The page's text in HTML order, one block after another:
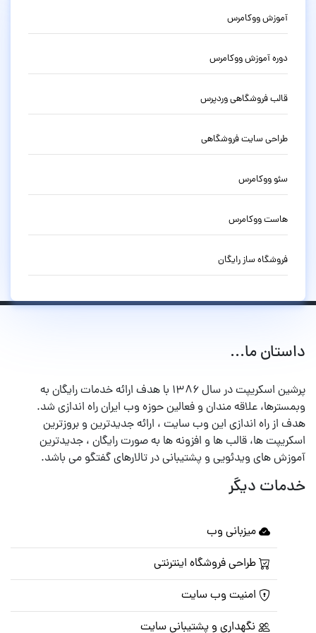
آموزش ووکامرس
دوره آموزش ووکامرس
قالب فروشگاهی وردپرس
طراحی سایت فروشگاهی
سئو ووکامرس
هاست ووکامرس
فروشگاه ساز رایگان
داستان ما...
پرشین اسکریپت در سال ۱۳۸۶ با هدف ارائه خدمات رایگان به
وبمسترها، علاقه مندان و فعالین حوزه وب ایران راه اندازی شد.
هدف از راه اندازی این وب سایت ، ارائه جدیدترین و بروزترین
اسکریپت ها، قالب ها و افزونه ها به صورت رایگان ، جدیدترین
آموزش های ویدئویی و پشتیبانی در تالارهای گفتگو می باشد.
خدمات دیگر
میزبانی وب
طراحی فروشگاه اینترنتی
امنیت وب سایت
نگهداری و پشتیبانی سایت